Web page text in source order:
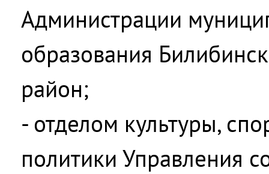
Администрации
образования
район;
- отделом культуры,
политики Управления